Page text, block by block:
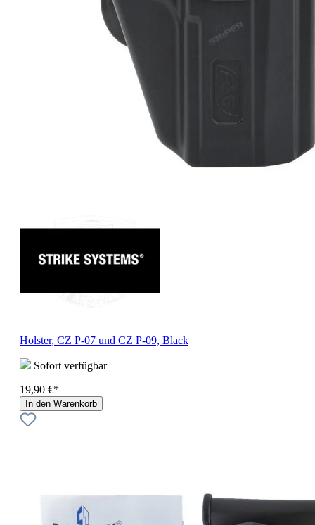
Holster, CZ P-07 und CZ P-09, Black
Sofort verfügbar
19,90 €*
In den Warenkorb